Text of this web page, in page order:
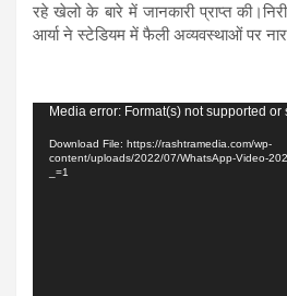
रहे खेलो के बारे में जानकारी प्राप्त
आर्या ने स्टेडियम में फैली अव्यवस्थाओं पर
Video
Player
Media error: Format(s) not supported or
Download File: https://rashtramedia.com/wp-
content/uploads/2022/07/WhatsApp-Video-
_=1